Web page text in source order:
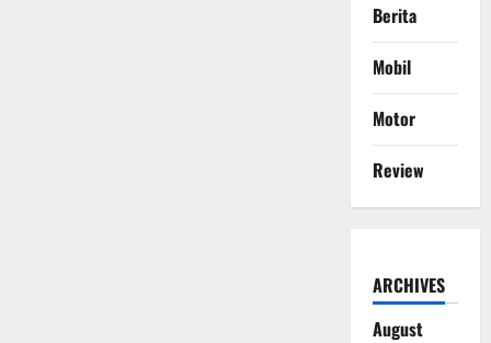
Berita
Mobil
Motor
Review
ARCHIVES
August